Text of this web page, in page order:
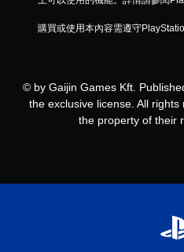
購買或使用本內容需遵守
© by Gaijin Games Kft.
the exclusive license. All
the property of their